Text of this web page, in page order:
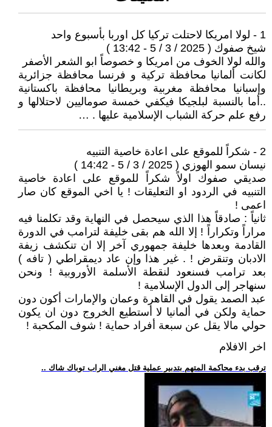
1 - لولا امريكا لاحتلت تركيا كل اوربا بأسبوع واحد
شيخ صفوك ( 2025 / 3 / 5 - 13:42 )
والله لولا الخوف من امريكا و خصوصاً ابو الشعر الأصفر
لكانت ألمانيا محافظة تركية و فرنسا محافظة جزائرية
وإسبانيا محافظة مغربية وبريطانيا محافظة باكستانية
..أما بالنسبة لبلجيكا فيكفي خمسة صوماليين لاحتلالها و
رفع علم حركة الشباب الإسلامية عليها . …
2 - شكراً للموقع على اعادة خاصية التنبيه
نيسان سمو الهوزي ( 2025 / 3 / 5 - 14:42 )
صديقي صفوك اولاً شكراً للموقع على اعادة خاصية
التنبيه في الردود او التعليقات ! يا اخي الموقع كان صار
اعمى !
ثانياً : صادقاً هذا الذي سيحصل في النهاية وقد تكلمنا فيه
مراراً وتكراراً ! إلا الله هم بقى خليفة لترامب في الدورة
القادمة وبعدها خليفة جمهوري آخر إلا ان تنكشف زيفة
الادبان وتنقرض ! . غير هذا وإن عاد ديمقراطي ( تافه )
بعد ترامب فسنعود لنقطة الأسلمة الأوروبية ! ونحن
سنهاجر إلى الدول الإسلامية !
عبد الصمد يقول في القاهرة وعمان والإمارات أكون دون
حماية ولكن في ألمانيا لا أستطيع الخروج دون ان يكون
حولي مالا يقل عن سبعة أفراد حماية ! شوف المكحبة !
اخر الافلام
.. ترقب بدء محاكمة المتهم بتدبير عملية قتل مغني الراب توباك شاك